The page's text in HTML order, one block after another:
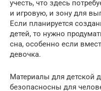
учесть, что здесь
и игровую, и зону для
Если планируется
детей, то нужно
сна, особенно если
девочка.
Материалы для детской
безопасносны для